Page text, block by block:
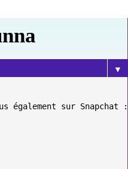
▼
également sur Snapchat :